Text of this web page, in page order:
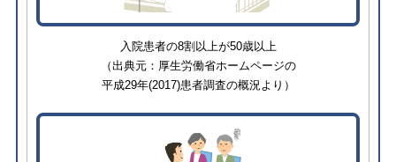
⼊院患者の8割以上が50歳以上
（出典元：厚生労働省ホームページの
平成29年(2017)患者調査の概況より）